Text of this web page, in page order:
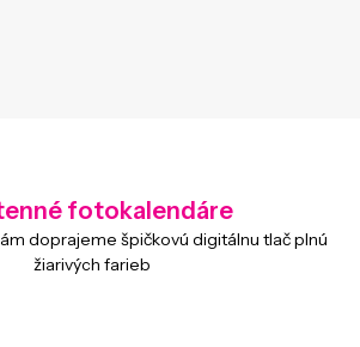
fotokalendáre
doprajeme špičkovú digitálnu tlač plnú
žiarivých farieb